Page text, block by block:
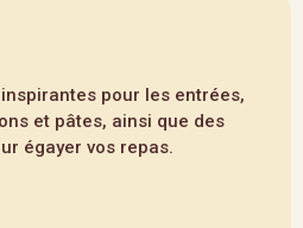
pour les entrées,
et pâtes, ainsi que des
égayer vos repas.